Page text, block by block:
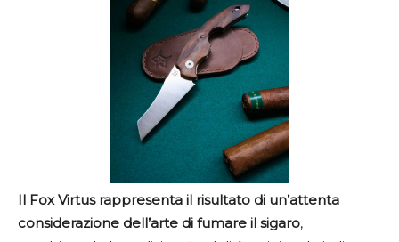
Il Fox Virtus rappresenta il risultato di un’attenta
considerazione dell’arte di fumare il sigaro,